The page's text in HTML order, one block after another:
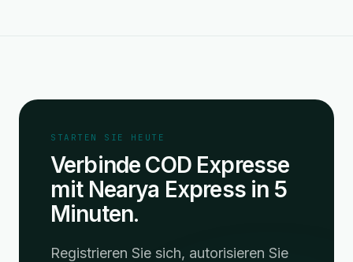
STARTEN SIE HEUTE
Verbinde COD Expresse
mit Nearya Express in 5
Minuten.
Registrieren Sie sich, autorisieren Sie